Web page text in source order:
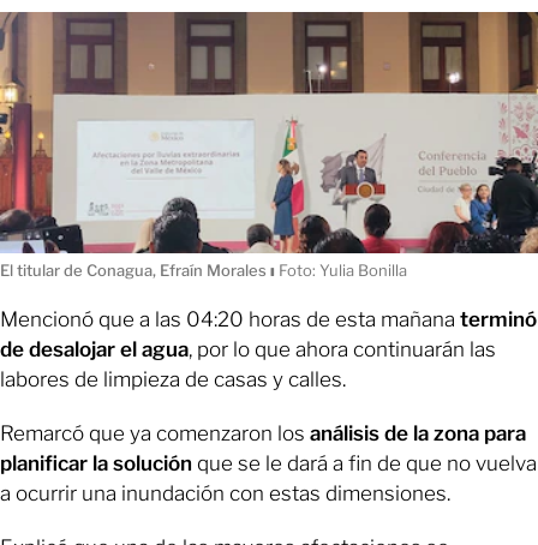
El titular de Conagua, Efraín Morales ı Foto: Yulia Bonilla
Mencionó que a las 04:20 horas de esta mañana terminó
de desalojar el agua, por lo que ahora continuarán las
labores de limpieza de casas y calles.
Remarcó que ya comenzaron los análisis de la zona para
planificar la solución que se le dará a fin de que no vuelva
a ocurrir una inundación con estas dimensiones.